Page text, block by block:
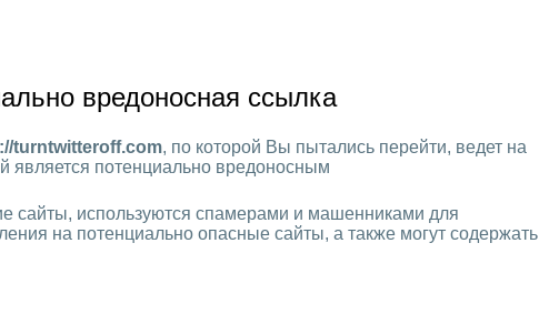
вредоносная ссылка
turntwitteroff.com, по которой Вы пытались перейти, ведет на
является потенциально вредоносным
сайты, используются спамерами и машенниками для
на потенциально опасные сайты, а также могут содержать